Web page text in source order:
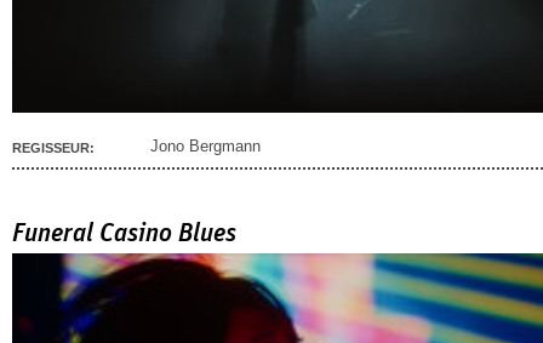
REGISSEUR: Jono Bergmann
Funeral Casino Blues